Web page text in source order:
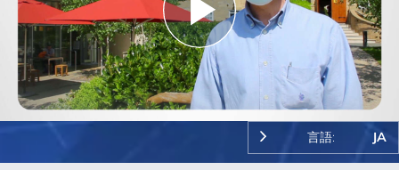
Play
Video
言語: JA